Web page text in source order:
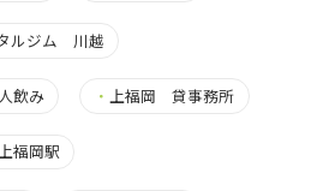
ルジム 川越
飲み ・上福岡 貸事務所
福岡駅